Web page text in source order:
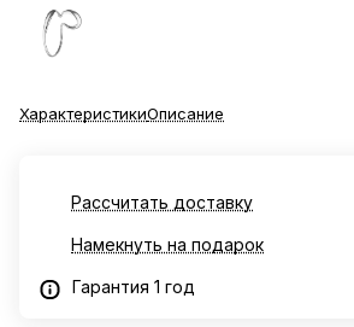
ХарактеристикиОписание
Рассчитать доставку
Намекнуть на подарок
Гарантия 1 год